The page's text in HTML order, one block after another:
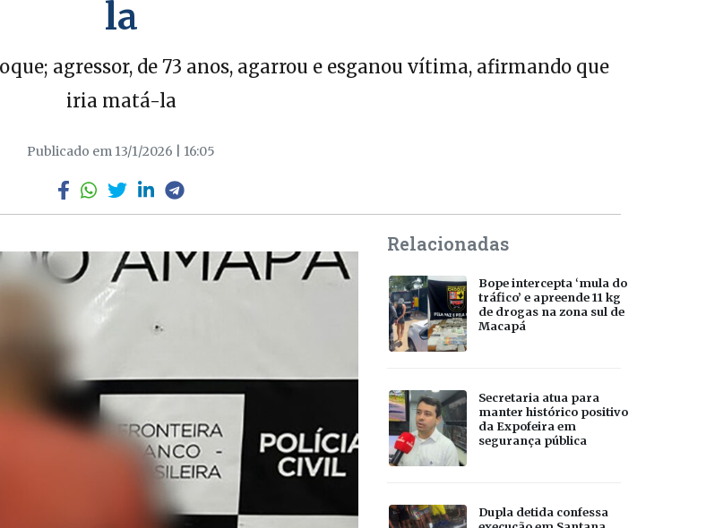
la
agressor, de 73 anos, agarrou e esganou vítima, afirmando que
iria matá-la
Publicado em 13/1/2026 | 16:05
Relacionadas
Bope intercepta ‘mula do
tráfico’ e apreende 11 kg
de drogas na zona sul de
Macapá
Secretaria atua para
manter histórico positivo
da Expofeira em
segurança pública
Dupla detida confessa